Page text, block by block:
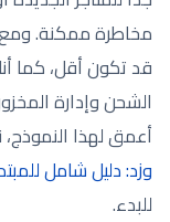
مخاطرة ممكنة. ومع
قد تكون أقل، كما
الشحن وإدارة
أعمق لهذا
وزد: دليل شامل
للبدء.